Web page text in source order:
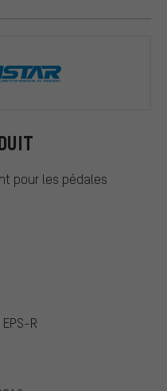
pour les pédales
R
Exustar